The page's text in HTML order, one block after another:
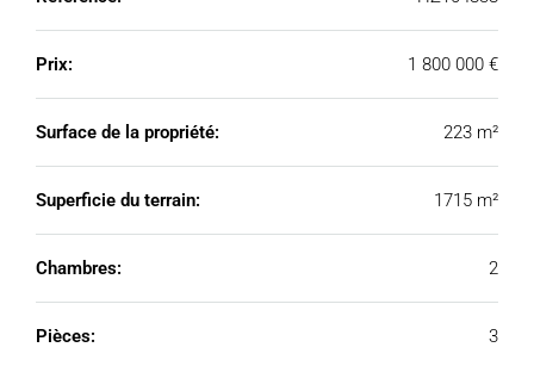
Prix: 1 800 000 €
Surface de la propriété: 223 m²
Superficie du terrain: 1715 m²
Chambres: 2
Pièces: 3